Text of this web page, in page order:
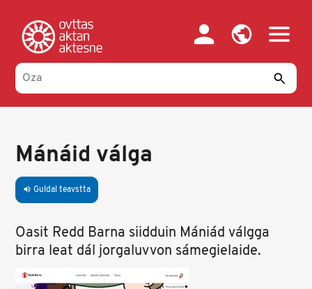
main
content
Mánáid válga
volume_up Guldal teavstta
Oasit Redd Barna siidduin Mániád válgga
birra leat dál jorgaluvvon sámegielaide.